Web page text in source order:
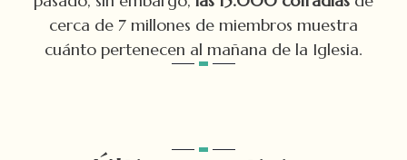
cerca de 7 millones de miembros muestra
cuánto pertenecen al mañana de la Iglesia.